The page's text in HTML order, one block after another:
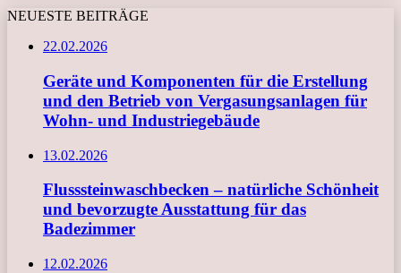
NEUESTE BEITRÄGE
22.02.2026
Geräte und Komponenten für die Erstellung
und den Betrieb von Vergasungsanlagen für
Wohn- und Industriegebäude
13.02.2026
Flusssteinwaschbecken – natürliche Schönheit
und bevorzugte Ausstattung für das
Badezimmer
12.02.2026